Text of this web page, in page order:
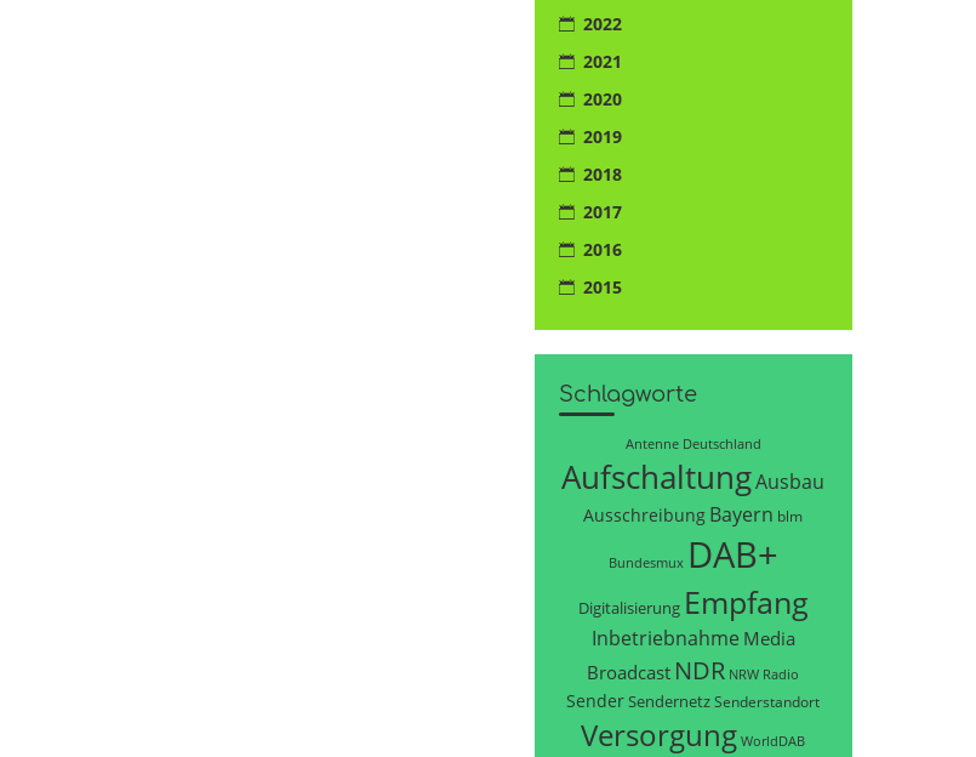
2022
2021
2020
2019
2018
2017
2016
2015
Schlagworte
Antenne Deutschland
AufschaltungAusbau
Ausschreibung Bayern blm
Bundesmux DAB+
Digitalisierung Empfang
Inbetriebnahme Media
Broadcast NDR NRW Radio
SenderSendernetzSenderstandort
Versorgung WorldDAB